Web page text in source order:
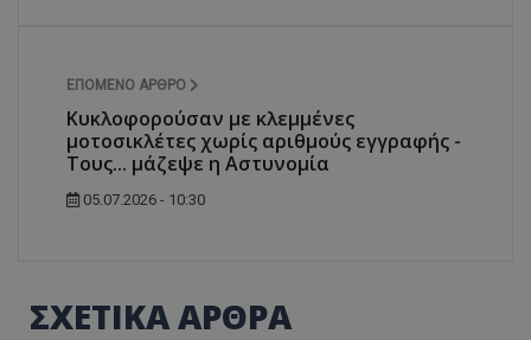
ΕΠΌΜΕΝΟ ΆΡΘΡΟ
Κυκλοφορούσαν με κλεμμένες
μοτοσικλέτες χωρίς αριθμούς εγγραφής -
Τους... μάζεψε η Αστυνομία
05.07.2026 - 10:30
ΣΧΕΤΙΚΑ ΑΡΘΡΑ